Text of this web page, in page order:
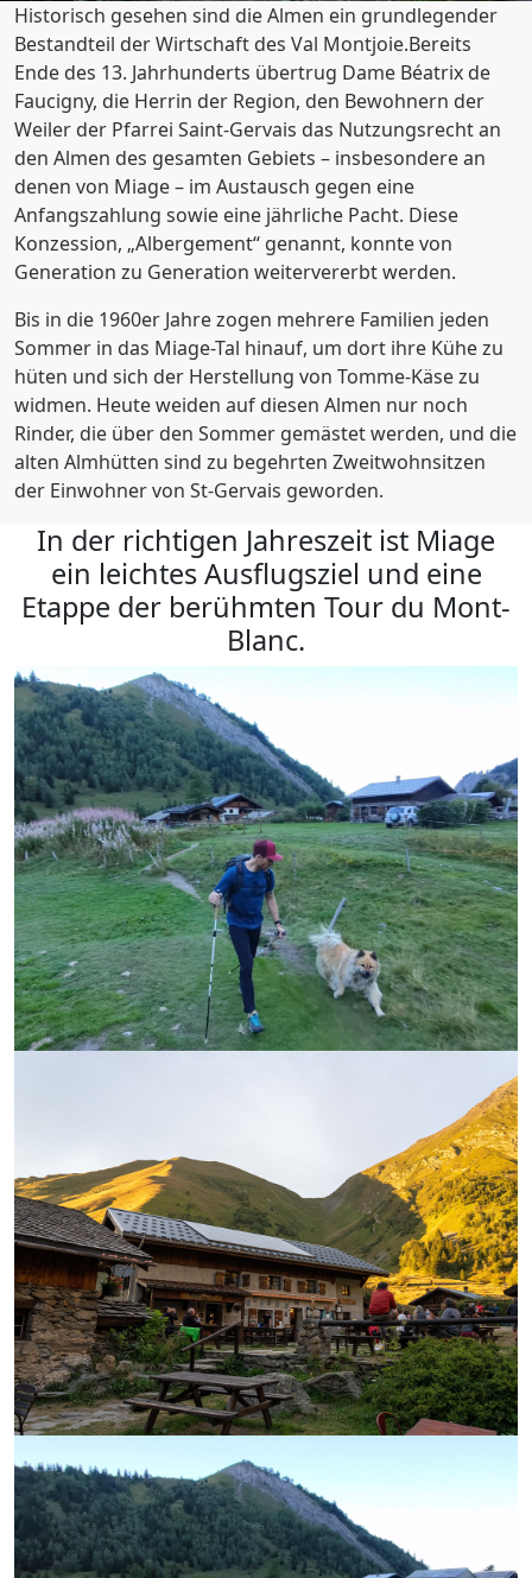
Historisch gesehen sind die Almen ein grundlegender
Bestandteil der Wirtschaft des Val Montjoie.Bereits
Ende des 13. Jahrhunderts übertrug Dame Béatrix de
Faucigny, die Herrin der Region, den Bewohnern der
Weiler der Pfarrei Saint-Gervais das Nutzungsrecht an
den Almen des gesamten Gebiets – insbesondere an
denen von Miage – im Austausch gegen eine
Anfangszahlung sowie eine jährliche Pacht. Diese
Konzession, „Albergement“ genannt, konnte von
Generation zu Generation weitervererbt werden.
Bis in die 1960er Jahre zogen mehrere Familien jeden
Sommer in das Miage-Tal hinauf, um dort ihre Kühe zu
hüten und sich der Herstellung von Tomme-Käse zu
widmen. Heute weiden auf diesen Almen nur noch
Rinder, die über den Sommer gemästet werden, und die
alten Almhütten sind zu begehrten Zweitwohnsitzen
der Einwohner von St-Gervais geworden.
In der richtigen Jahreszeit ist Miage
ein leichtes Ausflugsziel und eine
Etappe der berühmten Tour du Mont-
Blanc.